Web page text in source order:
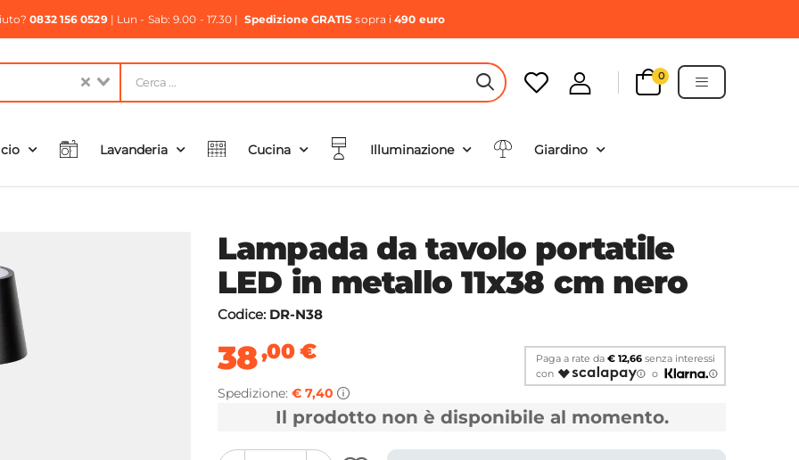
0832 156 0529| Lun - Sab: 9.00 - 17.30 | Spedizione GRATIS sopra i490 euro
HEADER SEARCH BUTTON
0
Lavanderia Cucina Illuminazione Giardino
Lampada da tavolo portatile
LED in metallo 11x38 cm nero
Codice: DR-N38
38,00€
Spedizione: € 7,40
Paga a rate da € 12,66senza interessi
con
o
Il prodotto non è disponibile al momento.